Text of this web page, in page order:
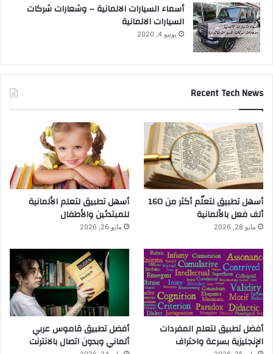
أسماء السيارات الالمانية – وشعارات شركات
السيارات الالمانية
يونيو 4, 2020
Recent Tech News
أسهل تطبيق لتعلّم أكثر من 160
ألف فعل بالألمانية
مايو 28, 2026
أسهل تطبيق لتعلم الألمانية
للمبتدئين والأطفال
مايو 26, 2026
أفضل تطبيق لتعلم المفردات
الإنجليزية بسرعة واحتراف
أفضل تطبيق قاموس عربي
ألماني وبدون اتصال بالانترنت